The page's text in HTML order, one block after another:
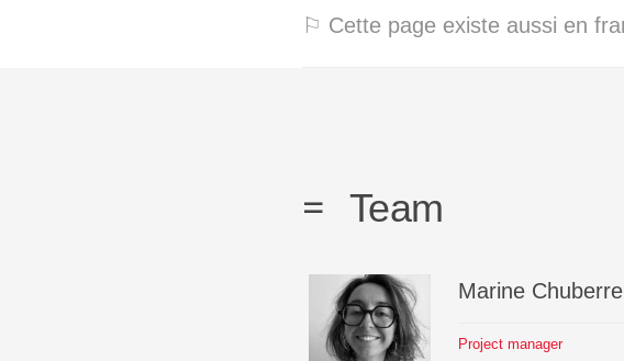
⚐ Cette page existe aussi en
Team
Marine Chuberre
Project manager